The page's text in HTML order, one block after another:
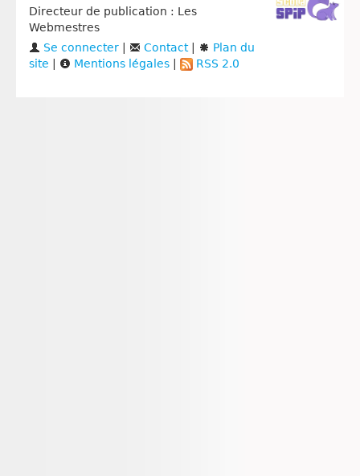
Directeur de publication : Les
Webmestres
Se connecter | Contact|
Plan du
site | Mentions légales | RSS 2.0